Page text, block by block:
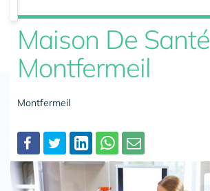
Maison De Santé
Montfermeil
Montfermeil
Partager